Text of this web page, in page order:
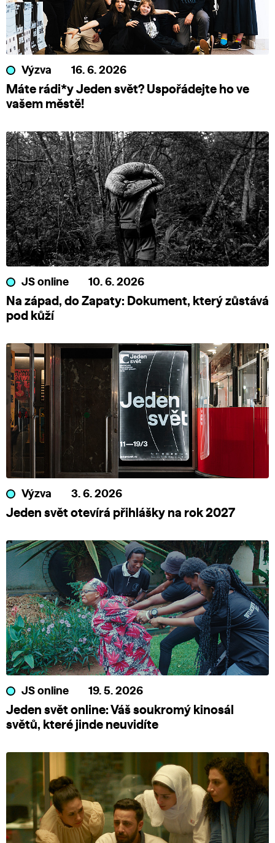
Výzva 16. 6. 2026
Máte rádi*y Jeden svět? Uspořádejte ho ve
vašem městě!
JS online 10. 6. 2026
Na západ, do Zapaty: Dokument, který zůstává
pod kůží
Výzva 3. 6. 2026
Jeden svět otevírá přihlášky na rok 2027
JS online 19. 5. 2026
Jeden svět online: Váš soukromý kinosál
světů, které jinde neuvidíte